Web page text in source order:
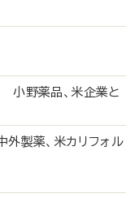
野薬品、米企業と
製薬、米カリフォル